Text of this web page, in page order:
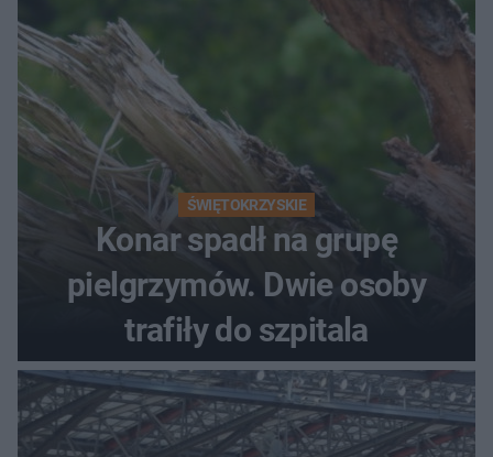
ŚWIĘTOKRZYSKIE
Konar spadł na grupę
pielgrzymów. Dwie osoby
trafiły do szpitala